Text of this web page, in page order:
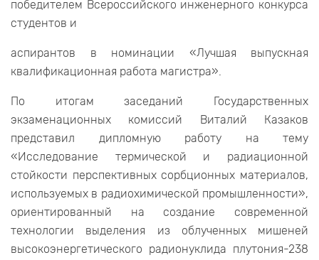
победителем Всероссийского инженерного конкурса
студентов и
аспирантов в номинации «Лучшая выпускная
квалификационная работа магистра».
По итогам заседаний Государственных
экзаменационных комиссий Виталий Казаков
представил дипломную работу на тему
«Исследование термической и радиационной
стойкости перспективных сорбционных материалов,
используемых в радиохимической промышленности»,
ориентированный на создание современной
технологии выделения из облученных мишеней
высокоэнергетического радионуклида плутония-238